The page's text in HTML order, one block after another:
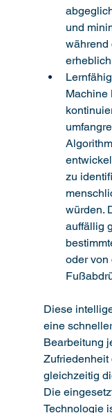
und
während
Machine
zu
würden.
auffällig
oder von
Diese
eine
Bearbeitung
Zufriedenheit
gleichzeitig
Die
Technologie